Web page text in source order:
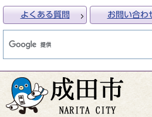
よくある質問 お問い合わ